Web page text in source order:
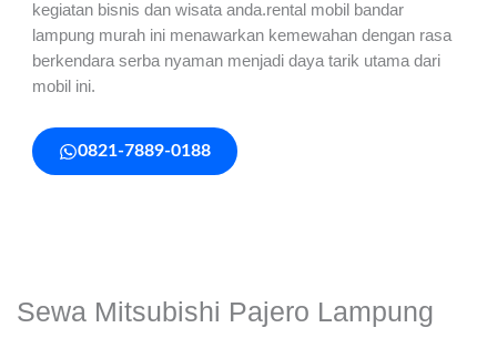
kegiatan bisnis dan wisata anda.rental mobil bandar
lampung murah ini menawarkan kemewahan dengan rasa
berkendara serba nyaman menjadi daya tarik utama dari
mobil ini.
0821-7889-0188
Sewa Mitsubishi Pajero Lampung